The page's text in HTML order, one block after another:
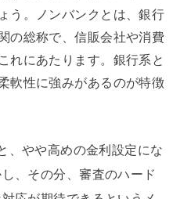
う。ノンバンクとは、銀行
の総称で、信販会社や消費
れにあたります。銀行系と
軟性に強みがあるのが特徴
、やや高めの金利設定にな
、その分、審査のハード